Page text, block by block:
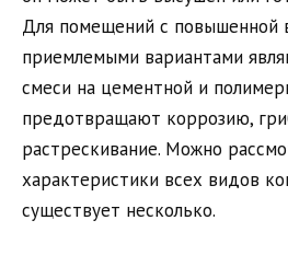
Для помещений с повышенной
приемлемыми вариантами
смеси на цементной и
предотвращают коррозию,
растрескивание. Можно
характеристики всех видов
существует несколько.